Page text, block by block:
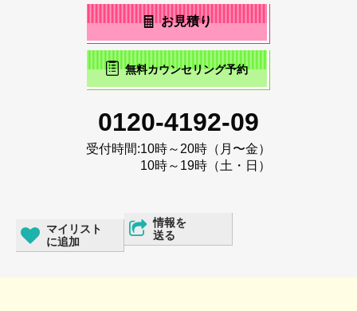
お見積り
無料カウンセリング予約
0120-4192-09
受付時間:10時～20時（月〜金）
10時～19時（土・日）
マイリスト
に追加
情報を
送る